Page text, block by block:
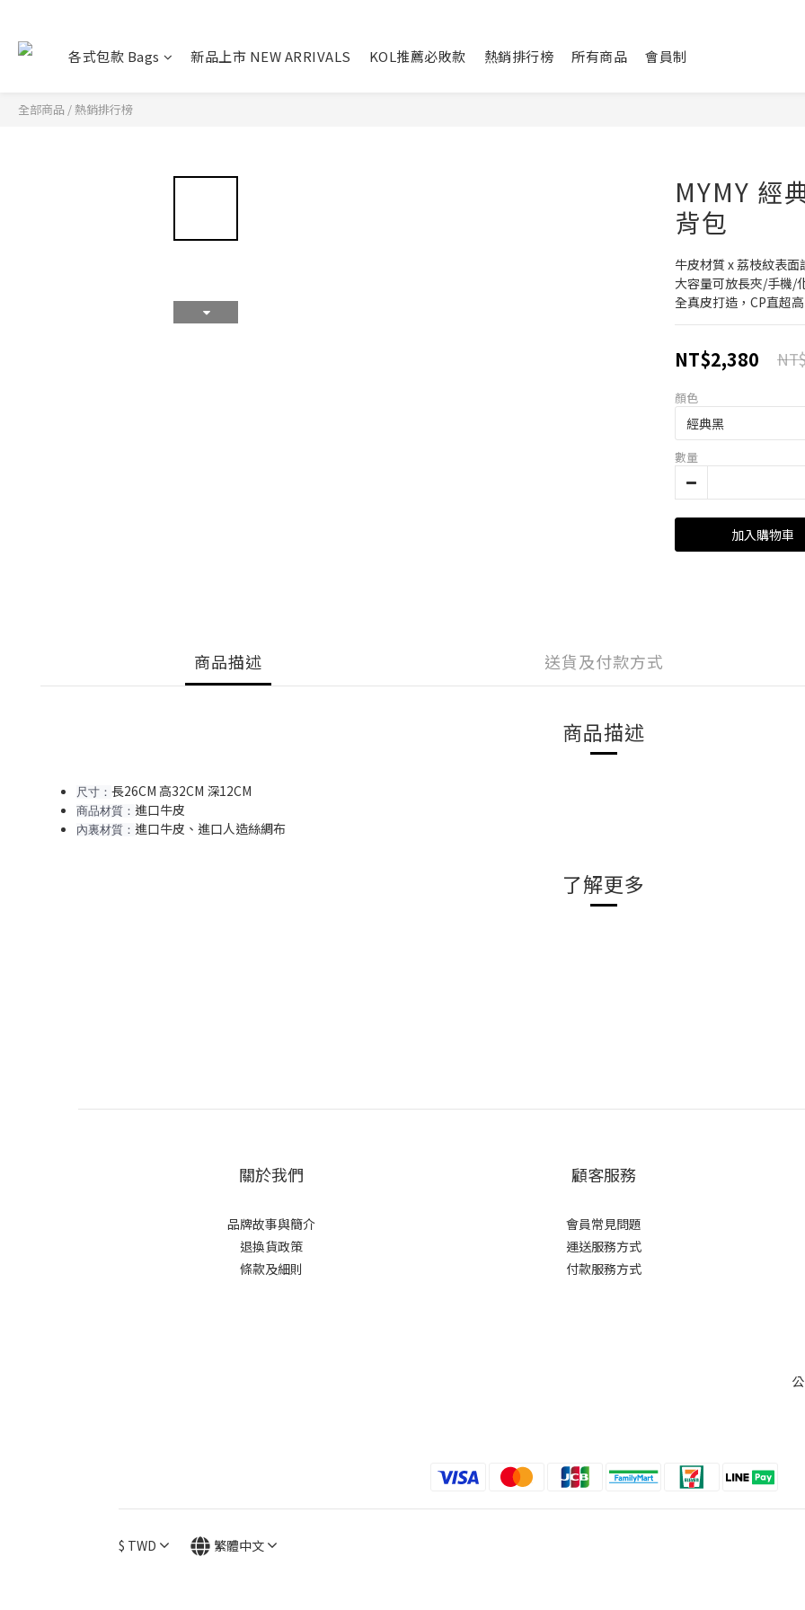
各式包款 Bags 新品上市 NEW ARRIVALS KOL推薦必敗款 熱銷排行榜 所有商品 會員制
全部商品 /熱銷排行榜
MYMY 經
背包
牛皮材質 x 荔枝紋表面
大容量可放長夾/手機/
全真皮打造，CP直超高
NT$2,380
顏色
數量
加入購物車
商品描述 送貨及付款方式
商品描述
尺寸： 長26CM 高32CM 深12CM
商品材質： 進口牛皮
內裏材質： 進口牛皮、進口人造絲綢布
了解更多
關於我們
品牌故事與簡介
退換貨政策
條款及細則
顧客服務
會員常見問題
運送服務方式
付款服務方式
$ TWD 繁體中文